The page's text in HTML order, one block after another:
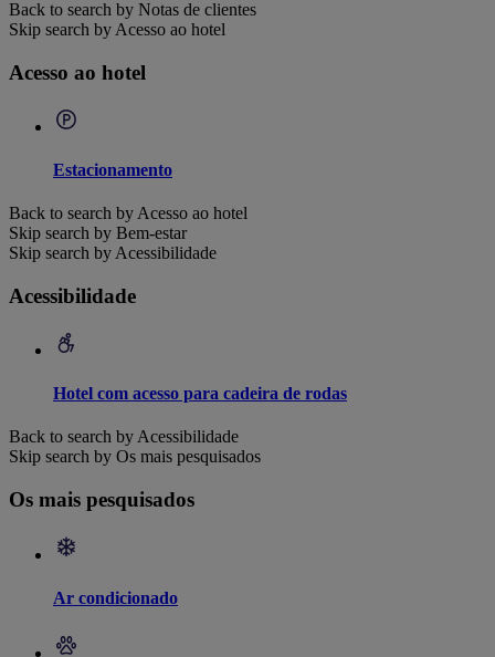
Back to search by Notas de clientes
Skip search by Acesso ao hotel
Acesso ao hotel
Estacionamento
Back to search by Acesso ao hotel
Skip search by Bem-estar
Skip search by Acessibilidade
Acessibilidade
Hotel com acesso para cadeira de rodas
Back to search by Acessibilidade
Skip search by Os mais pesquisados
Os mais pesquisados
Ar condicionado